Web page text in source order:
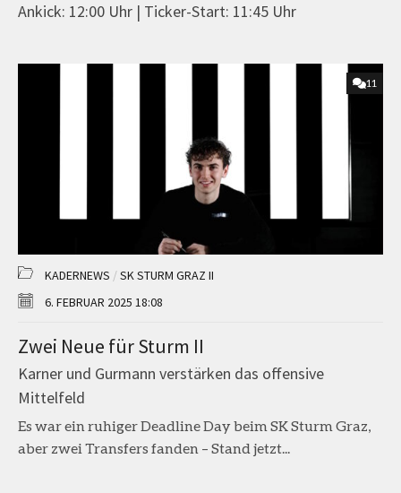
Ankick: 12:00 Uhr | Ticker-Start: 11:45 Uhr
11
KADERNEWS /SK STURM GRAZ II
6. FEBRUAR 2025 18:08
Zwei Neue für Sturm II
Karner und Gurmann verstärken das offensive
Mittelfeld
Es war ein ruhiger Deadline Day beim SK Sturm Graz,
aber zwei Transfers fanden – Stand jetzt...